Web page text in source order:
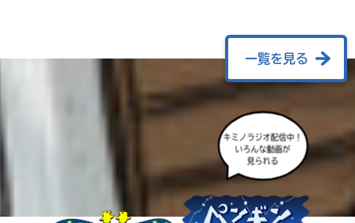
一覧を見る
キミノラジオ配信中！
いろんな動画が
見られる
も
度
み
て